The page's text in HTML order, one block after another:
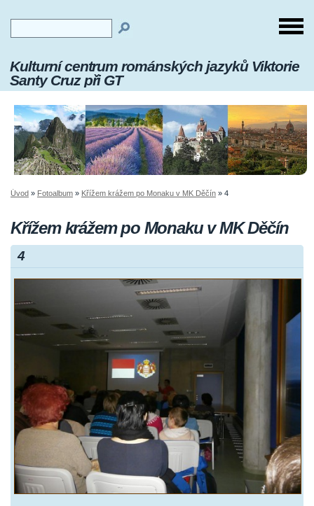
Kulturní centrum románských jazyků Viktorie
Santy Cruz při GT
Úvod » Fotoalbum » Křížem krážem po Monaku v MK Děčín » 4
Křížem krážem po Monaku v MK Děčín
4